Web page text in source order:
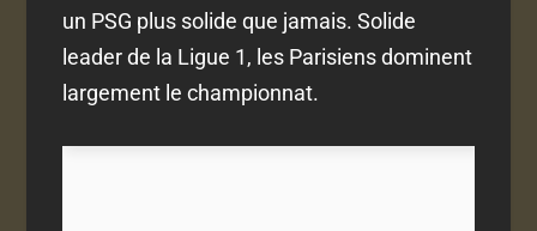
un PSG plus solide que jamais. Solide
leader de la Ligue 1, les Parisiens dominent
largement le championnat.